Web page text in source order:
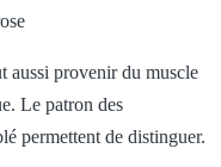
aussi provenir du muscle
Le patron des
permettent de distinguer.